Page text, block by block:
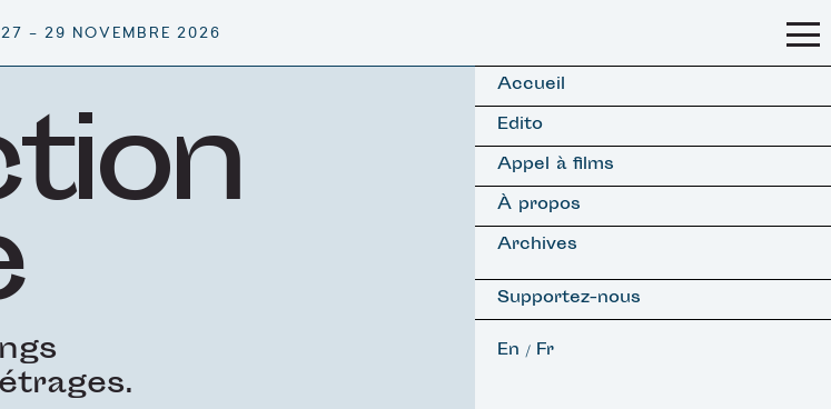
– 29 NOVEMBRE 2026
Accueil
Edito
Appel à films
À propos
Archives
Supportez-nous
En / Fr